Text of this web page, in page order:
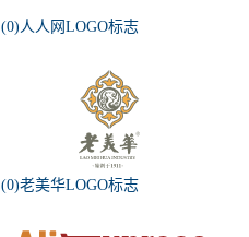
(0)人人网LOGO标志
(0)老美华LOGO标志